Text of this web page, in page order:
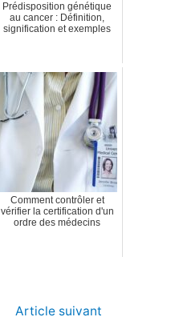
Prédisposition génétique
au cancer : Définition,
signification et exemples
Comment contrôler et
vérifier la certification d'un
ordre des médecins
Article suivant